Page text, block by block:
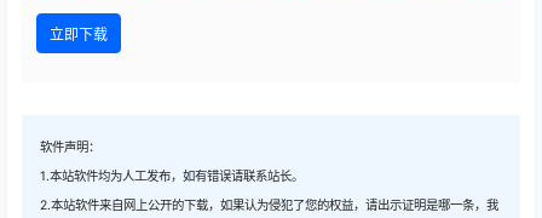
立即下载
软件声明：
1.本站软件均为人工发布，如有错误请联系站长。
2.本站软件来自网上公开的下载，如果认为侵犯了您的权益，请出示证明是哪一条，我